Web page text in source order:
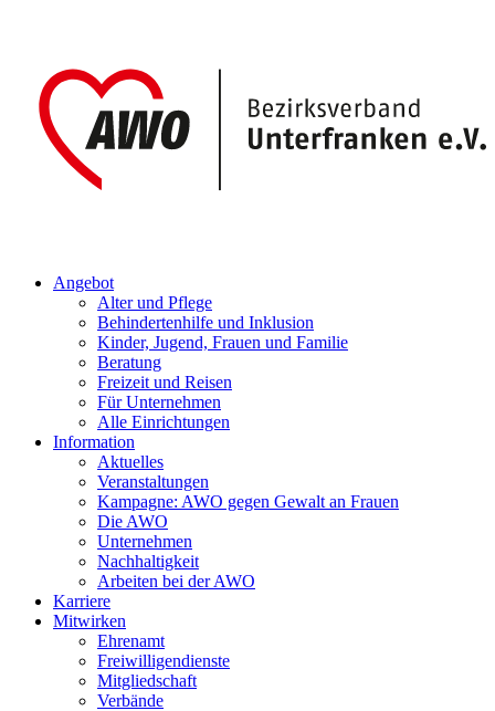
Angebot
Alter und Pflege
Behindertenhilfe und Inklusion
Kinder, Jugend, Frauen und Familie
Beratung
Freizeit und Reisen
Für Unternehmen
Alle Einrichtungen
Information
Aktuelles
Veranstaltungen
Kampagne: AWO gegen Gewalt an Frauen
Die AWO
Unternehmen
Nachhaltigkeit
Arbeiten bei der AWO
Karriere
Mitwirken
Ehrenamt
Freiwilligendienste
Mitgliedschaft
Verbände